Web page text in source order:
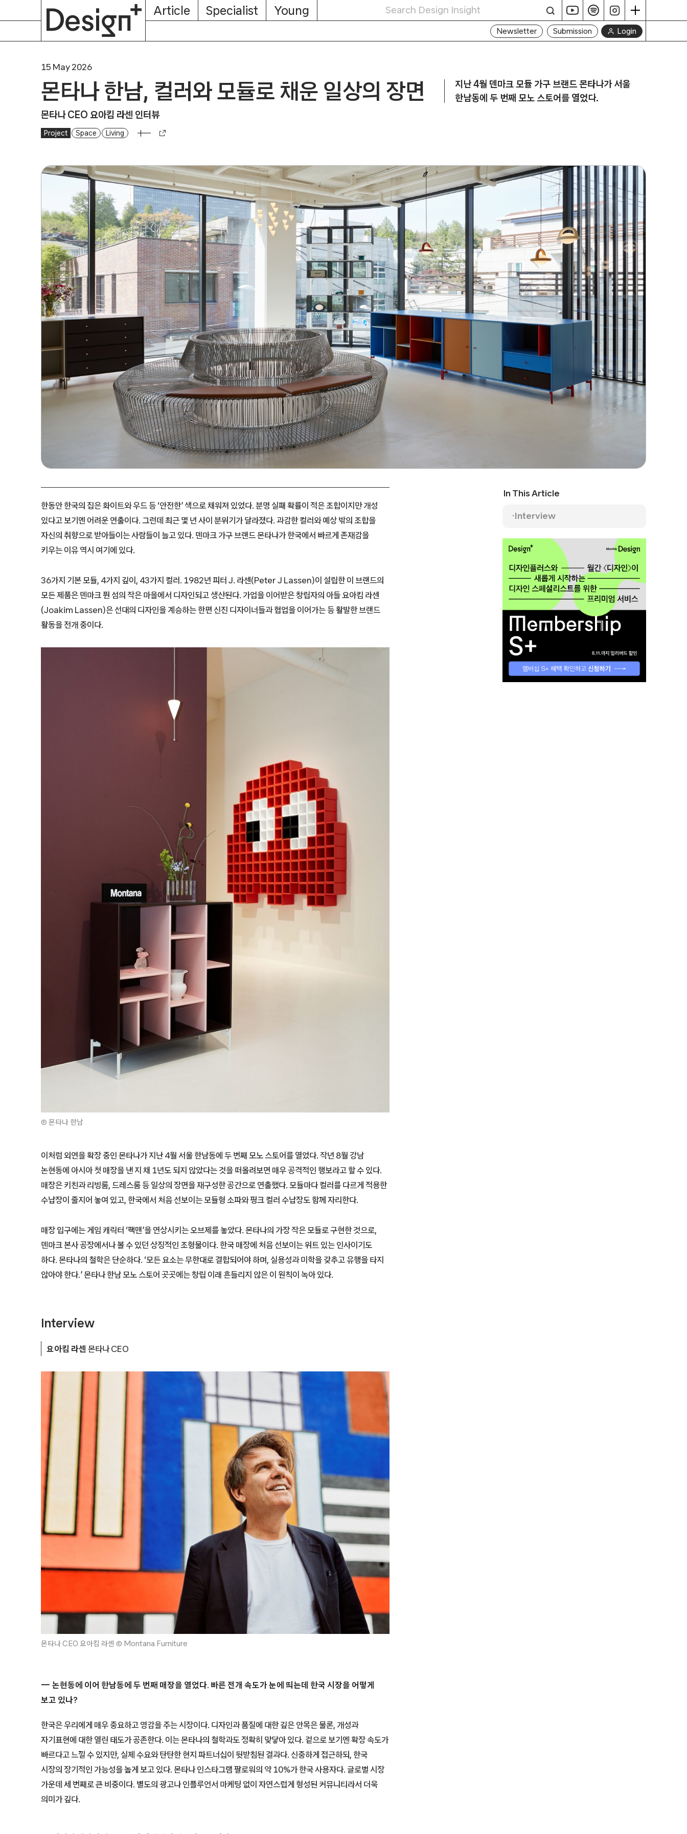
Article Specialist Young
Newsletter Submission Login
15 May 2026
몬타나 한남, 컬러와 모듈로 채운 일상의 장면
몬타나 CEO 요아킴 라센 인터뷰
Project Space Living
지난 4월 덴마크 모듈 가구 브랜드 몬타나가 서울
한남동에 두 번째 모노 스토어를 열었다.
몬타나 한남, 컬러와 모듈로 채운 일상의 장면
한동안 한국의 집은 화이트와 우드 등 ‘안전한’ 색으로 채워져 있었다. 분명 실패 확률이 적은 조합이지만 개성
있다고 보기엔 어려운 연출이다. 그런데 최근 몇 년 사이 분위기가 달라졌다. 과감한 컬러와 예상 밖의 조합을
자신의 취향으로 받아들이는 사람들이 늘고 있다. 덴마크 가구 브랜드 몬타나가 한국에서 빠르게 존재감을
키우는 이유 역시 여기에 있다.
36가지 기본 모듈, 4가지 깊이, 43가지 컬러. 1982년 피터 J. 라센(Peter J Lassen)이 설립한 이 브랜드의
모든 제품은 덴마크 퓐 섬의 작은 마을에서 디자인되고 생산된다. 가업을 이어받은 창립자의 아들 요아킴 라센
(Joakim Lassen)은 선대의 디자인을 계승하는 한편 신진 디자이너들과 협업을 이어가는 등 활발한 브랜드
활동을 전개 중이다.
© 몬타나 한남
이처럼 외연을 확장 중인 몬타나가 지난 4월 서울 한남동에 두 번째 모노 스토어를 열었다. 작년 8월 강남
논현동에 아시아 첫 매장을 낸 지 채 1년도 되지 않았다는 것을 떠올려보면 매우 공격적인 행보라고 할 수 있다.
매장은 키친과 리빙룸, 드레스룸 등 일상의 장면을 재구성한 공간으로 연출했다. 모듈마다 컬러를 다르게 적용한
수납장이 줄지어 놓여 있고, 한국에서 처음 선보이는 모듈형 소파와 핑크 컬러 수납장도 함께 자리한다.
매장 입구에는 게임 캐릭터 ‘팩맨’을 연상시키는 오브제를 놓았다. 몬타나의 가장 작은 모듈로 구현한 것으로,
덴마크 본사 공장에서나 볼 수 있던 상징적인 조형물이다. 한국 매장에 처음 선보이는 위트 있는 인사이기도
하다. 몬타나의 철학은 단순하다. ‘모든 요소는 무한대로 결합되어야 하며, 실용성과 미학을 갖추고 유행을 타지
않아야 한다.’ 몬타나 한남 모노 스토어 곳곳에는 창립 이래 흔들리지 않은 이 원칙이 녹아 있다.
Interview
요아킴 라센 몬타나 CEO
몬타나 CEO 요아킴 라센 © Montana Furniture
논현동에 이어 한남동에 두 번째 매장을 열었다. 빠른 전개 속도가 눈에 띄는데 한국 시장을 어떻게
보고 있나?
한국은 우리에게 매우 중요하고 영감을 주는 시장이다. 디자인과 품질에 대한 깊은 안목은 물론, 개성과
자기표현에 대한 열린 태도가 공존한다. 이는 몬타나의 철학과도 정확히 맞닿아 있다. 겉으로 보기엔 확장 속도가
빠르다고 느낄 수 있지만, 실제 수요와 탄탄한 현지 파트너십이 뒷받침된 결과다. 신중하게 접근하되, 한국
시장의 장기적인 가능성을 높게 보고 있다. 몬타나 인스타그램 팔로워의 약 10%가 한국 사용자다. 글로벌 시장
가운데 세 번째로 큰 비중이다. 별도의 광고나 인플루언서 마케팅 없이 자연스럽게 형성된 커뮤니티라서 더욱
의미가 깊다.
In This Article
Interview
About
Subscription
Magazine